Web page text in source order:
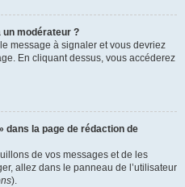
modérateur ?
message à signaler et vous devriez
En cliquant dessus, vous accéderez
dans la page de rédaction de
de vos messages et de les
allez dans le panneau de l’utilisateur
).